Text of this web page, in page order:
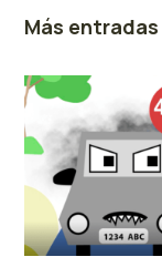
Más entradas